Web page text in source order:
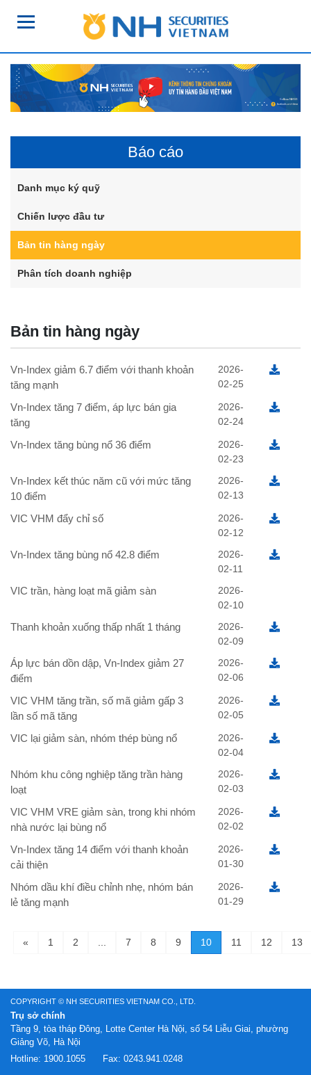
Báo cáo
Danh mục ký quỹ
Chiến lược đầu tư
Bản tin hàng ngày
Phân tích doanh nghiệp
Bản tin hàng ngày
Vn-Index giảm 6.7 điểm với thanh khoản
tăng mạnh
2026-
02-25
Vn-Index tăng 7 điểm, áp lực bán gia
tăng
2026-
02-24
Vn-Index tăng bùng nổ 36 điểm
2026-
02-23
Vn-Index kết thúc năm cũ với mức tăng
10 điểm
2026-
02-13
VIC VHM đẩy chỉ số
2026-
02-12
Vn-Index tăng bùng nổ 42.8 điểm
2026-
02-11
VIC trần, hàng loạt mã giảm sàn
2026-
02-10
Thanh khoản xuống thấp nhất 1 tháng
2026-
02-09
Áp lực bán dồn dập, Vn-Index giảm 27
điểm
2026-
02-06
VIC VHM tăng trần, số mã giảm gấp 3
lần số mã tăng
2026-
02-05
VIC lại giảm sàn, nhóm thép bùng nổ
2026-
02-04
Nhóm khu công nghiệp tăng trần hàng
loạt
2026-
02-03
VIC VHM VRE giảm sàn, trong khi nhóm
nhà nước lại bùng nổ
2026-
02-02
Vn-Index tăng 14 điểm với thanh khoản
cải thiện
2026-
01-30
Nhóm dầu khí điều chỉnh nhẹ, nhóm bán
lẻ tăng mạnh
2026-
01-29
« 1 2 ... 7 8 9 10 11 12 13
COPYRIGHT © NH SECURITIES VIETNAM CO., LTD.
Trụ sở chính
Tầng 9, tòa tháp Đông, Lotte Center Hà Nội, số 54 Liễu Giai, phường
Giảng Võ, Hà Nội
Hotline: 1900.1055 Fax: 0243.941.0248